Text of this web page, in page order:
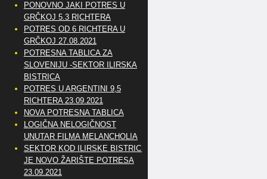
PONOVNO JAKI POTRES U
GRČKOJ 5.3 RICHTERA
POTRES OD 6 RICHTERA U
GRČKOJ 27.08.2021
POTRESNA TABLICA ZA
SLOVENIJU -SEKTOR ILIRSKA
BISTRICA
POTRES U ARGENTINI 9,5
RICHTERA 23.09.2021
NOVA POTRESNA TABLICA
LOGIČNA NELOGIČNOST
UNUTAR FILMA MELANCHOLIA
SEKTOR KOD ILIRSKE BISTRICE
JE NOVO ŽARIŠTE POTRESA
23.09.2021